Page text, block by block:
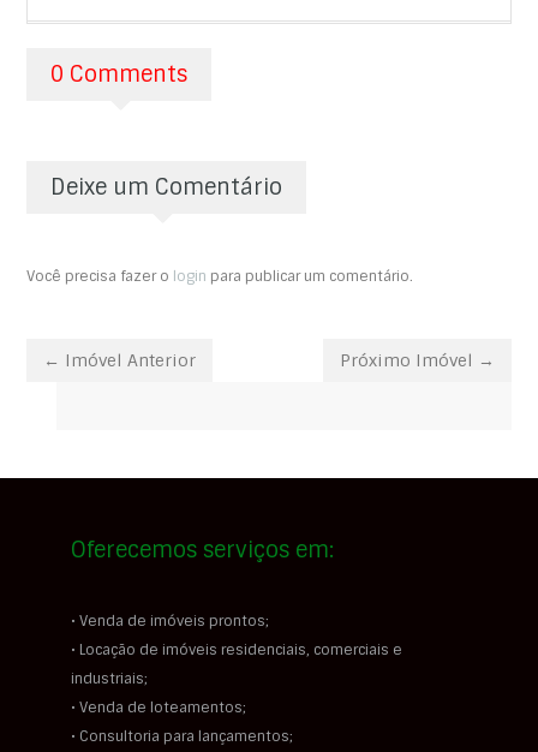
0 Comments
Deixe um Comentário
Você precisa fazer o login para publicar um comentário.
← Imóvel Anterior Próximo Imóvel →
Oferecemos serviços em:
• Venda de imóveis prontos;
• Locação de imóveis residenciais, comerciais e
industriais;
• Venda de loteamentos;
• Consultoria para lançamentos;